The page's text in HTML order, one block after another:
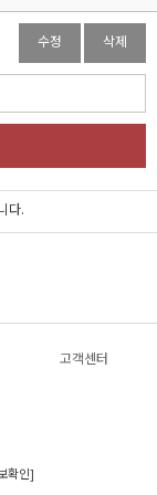
수정 삭제
다.
고객센터
확인]